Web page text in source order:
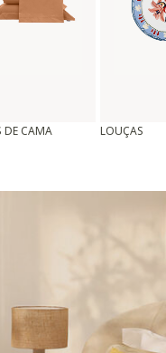
DE CAMA LOUÇAS